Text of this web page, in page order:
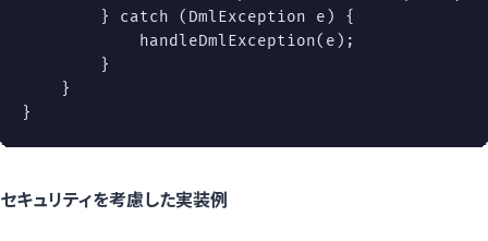
}
catch ( DmlException e )
{
handleDmlException( e ) ;
}
}
}
セキュリティを考慮した実装例